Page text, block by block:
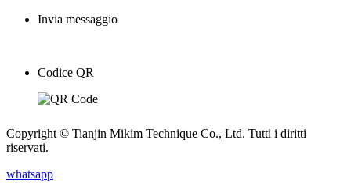
Invia messaggio
Codice QR
Copyright © Tianjin Mikim Technique Co., Ltd. Tutti i diritti
riservati.
whatsapp